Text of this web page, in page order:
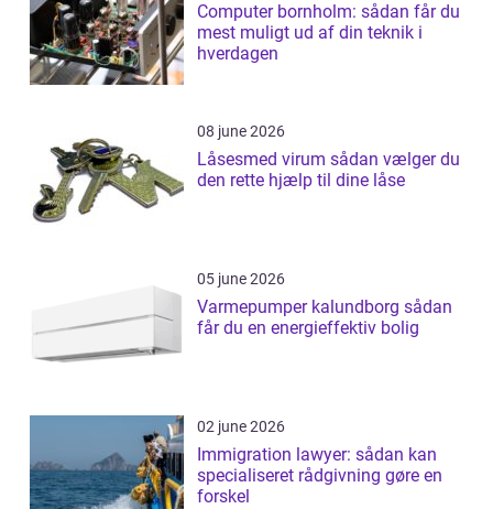
Computer bornholm: sådan får du
mest muligt ud af din teknik i
hverdagen
08 june 2026
Låsesmed virum sådan vælger du
den rette hjælp til dine låse
05 june 2026
Varmepumper kalundborg sådan
får du en energieffektiv bolig
02 june 2026
Immigration lawyer: sådan kan
specialiseret rådgivning gøre en
forskel